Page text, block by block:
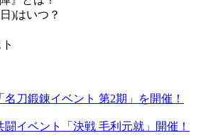
)はいつ？
名刀鍛錬イベント 第2期」を開催！
闘イベント「決戦 毛利元就」開催！